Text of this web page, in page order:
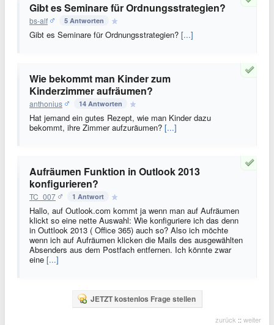
Gibt es Seminare für Ordnungsstrategien?
bs-alf 5 Antworten
Gibt es Seminare für Ordnungsstrategien? [...]
Wie bekommt man Kinder zum
Kinderzimmer aufräumen?
anthonius 14 Antworten
Hat jemand ein gutes Rezept, wie man Kinder dazu
bekommt, ihre Zimmer aufzuräumen? [...]
Aufräumen Funktion in Outlook 2013
konfigurieren?
TC_007 1 Antwort
Hallo, auf Outlook.com kommt ja wenn man auf Aufräumen
klickt so eine nette Auswahl: Wie konfiguriere ich das denn
in Outtlook 2013 ( Office 365) auch so? Also ich möchte
wenn ich auf Aufräumen klicken die Mails des ausgewählten
Absenders aus dem Postfach entfernen. Ich könnte zwar
eine [...]
JETZT kostenlos Frage stellen
zurück :: weiter